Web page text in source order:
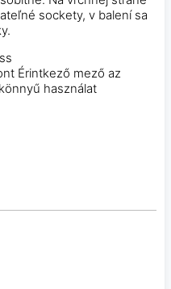
sockety, v balení sa
Érintkező mező az
használat